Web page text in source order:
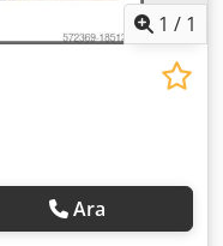
1 / 1
Ara